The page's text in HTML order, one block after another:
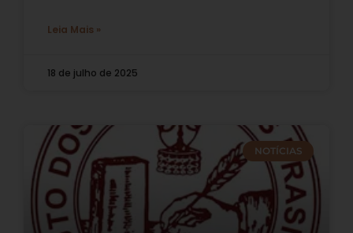
Leia Mais »
18 de julho de 2025
NOTÍCIAS